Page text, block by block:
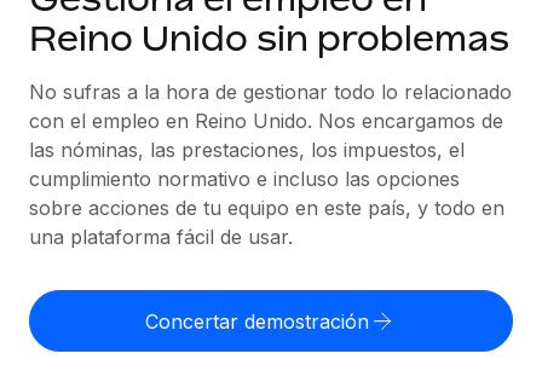
EMPLEO GLOBAL
Nómina global
Gestiona las nóminas de forma sencilla y conforme a la
legalidad.
Employer of Record
Expándete en todo el mundo sin gastar en entidades.
cumpliendo la normativa.
Soluciones
COBERTURA MUNDIAL
Explorador de países
Consulta el soporte del empleo global según el país.
Explorador estatal de EE. UU.
Simplifica la contratación en todos los estados de EE.
Comparador de Remote
Compáranos con otras empresas.
Recursos
HERRAMIENTAS Y CALCULADORAS
Calculadora del riesgo de clasificación errónea
Consulta el riesgo de clasificación errónea por país.
cualquier país.
Precios
English
Reino Unido sin problemas
No sufras a la hora de gestionar todo lo relacionado
con el empleo en Reino Unido. Nos encargamos de
las nóminas, las prestaciones, los impuestos, el
cumplimiento normativo e incluso las opciones
sobre acciones de tu equipo en este país, y todo en
una plataforma fácil de usar.
Concertar demostración